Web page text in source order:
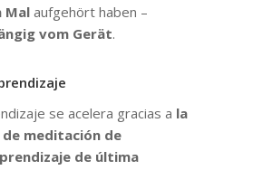
Malaufgehört haben –
vom Gerät.
se acelera gracias a la
de meditación de
de última